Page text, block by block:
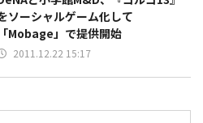
ソーシャルゲーム化して
「Mobage」で提供開始
2011.12.22 15:17